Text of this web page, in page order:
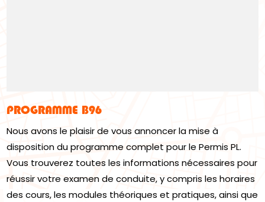
PROGRAMME B96
Nous avons le plaisir de vous annoncer la mise à
disposition du programme complet pour le Permis PL.
Vous trouverez toutes les informations nécessaires pour
réussir votre examen de conduite, y compris les horaires
des cours, les modules théoriques et pratiques, ainsi que